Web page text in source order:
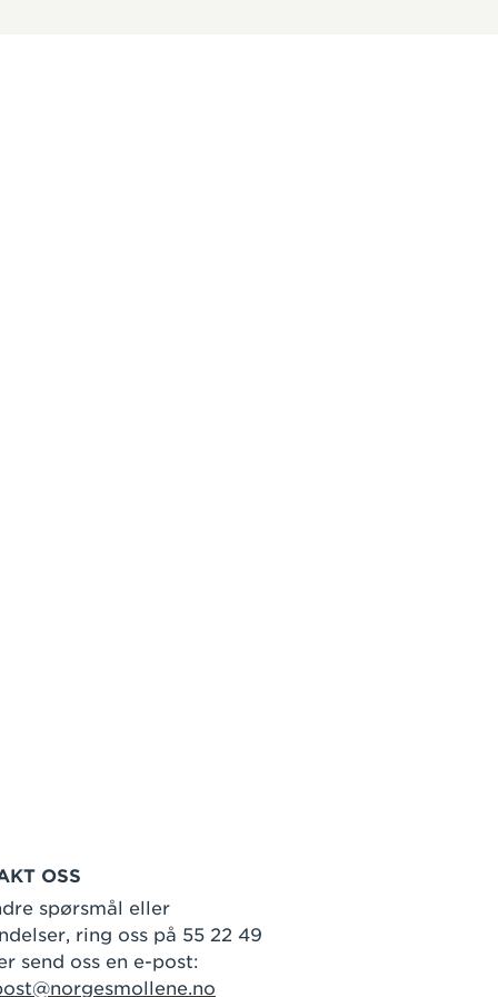
OSS
spørsmål eller
ring oss på 55 22 49
send oss en e-post: